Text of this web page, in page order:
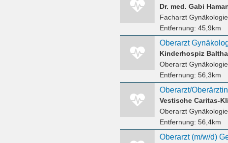
Dr. med. Gabi
Facharzt Gynäkologie
Entfernung: 45,9km
Kinderhospiz
Oberarzt Gynäkologie
Entfernung: 56,3km
Vestische Caritas-
Oberarzt Gynäkologie
Entfernung: 56,4km
Oberarzt (m/w/d)